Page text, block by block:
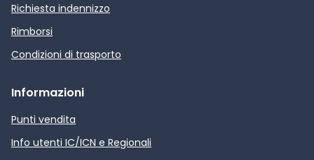
Richiesta indennizzo
Rimborsi
Condizioni di trasporto
Informazioni
Punti vendita
Info utenti IC/ICN e Regionali